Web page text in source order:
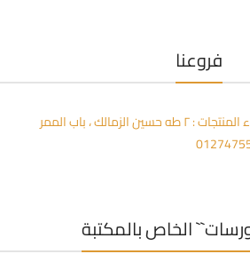
فروعنا
، باب الممر
الخاص بالمكتبة